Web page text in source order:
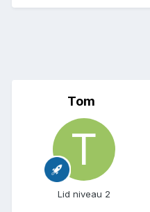
Tom
Lid niveau 2